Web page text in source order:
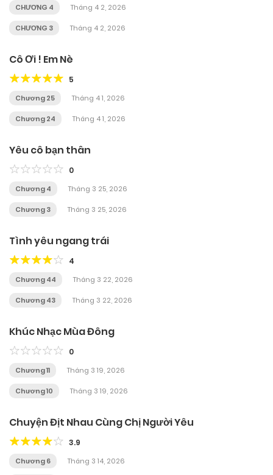
CHƯƠNG 4 Tháng 4 2, 2026
CHƯƠNG 3 Tháng 4 2, 2026
Cô Ơi ! Em Nè
5
Chương 25 Tháng 4 1, 2026
Chương 24 Tháng 4 1, 2026
Yêu cô bạn thân
0
Chương 4 Tháng 3 25, 2026
Chương 3 Tháng 3 25, 2026
Tình yêu ngang trái
4
Chương 44 Tháng 3 22, 2026
Chương 43 Tháng 3 22, 2026
Khúc Nhạc Mùa Đông
0
Chương 11 Tháng 3 19, 2026
Chương 10 Tháng 3 19, 2026
Chuyện Địt Nhau Cùng Chị Người Yêu
3.9
Chương 6 Tháng 3 14, 2026